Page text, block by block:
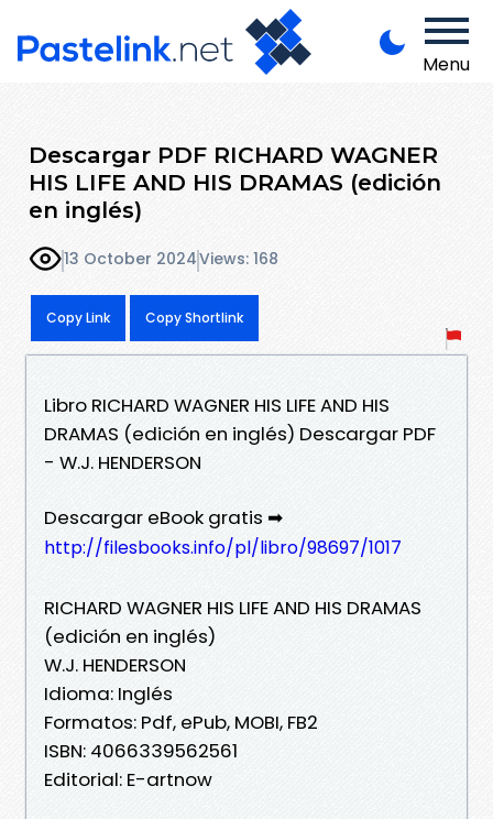
Menu
Descargar PDF RICHARD WAGNER
HIS LIFE AND HIS DRAMAS (edición
en inglés)
13 October 2024Views: 168
Copy Link Copy Shortlink
Libro RICHARD WAGNER HIS LIFE AND HIS
DRAMAS (edición en inglés) Descargar PDF
- W.J. HENDERSON
Descargar eBook gratis ➡
http://filesbooks.info/pl/libro/98697/1017
RICHARD WAGNER HIS LIFE AND HIS DRAMAS
(edición en inglés)
W.J. HENDERSON
Idioma: Inglés
Formatos: Pdf, ePub, MOBI, FB2
ISBN: 4066339562561
Editorial: E-artnow